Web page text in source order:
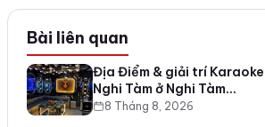
Bài liên quan
Địa Điểm & giải trí Karaoke
Nghi Tàm ở Nghi Tàm…
8 Tháng 8, 2026